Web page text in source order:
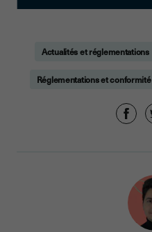
Actualités et réglementations
Réglementations et conformité